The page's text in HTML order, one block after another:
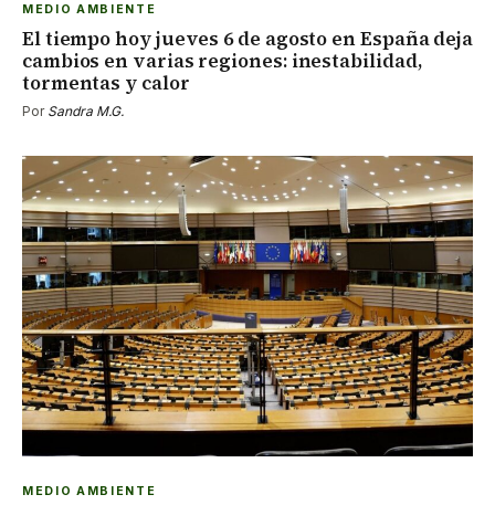
MEDIO AMBIENTE
El tiempo hoy jueves 6 de agosto en España deja
cambios en varias regiones: inestabilidad,
tormentas y calor
Por Sandra M.G.
MEDIO AMBIENTE